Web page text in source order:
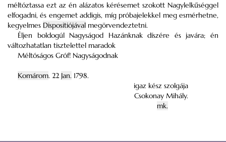
méltóztassa ezt az én alázatos kérésemet szokott Nagylelkűséggel
elfogadni, és engemet addigis, míg próbajelekkel meg esmérhetne,
kegyelmes Dispositiójával megörvendeztetni.
Éljen boldogúl Nagyságod Hazánknak díszére és javára; én
változhatatlan tisztelettel maradok
Méltóságos Gróf! Nagyságodnak
Komárom. 22 Jan. 1798.
igaz kész szolgája
Csokonay Mihály.
mk.